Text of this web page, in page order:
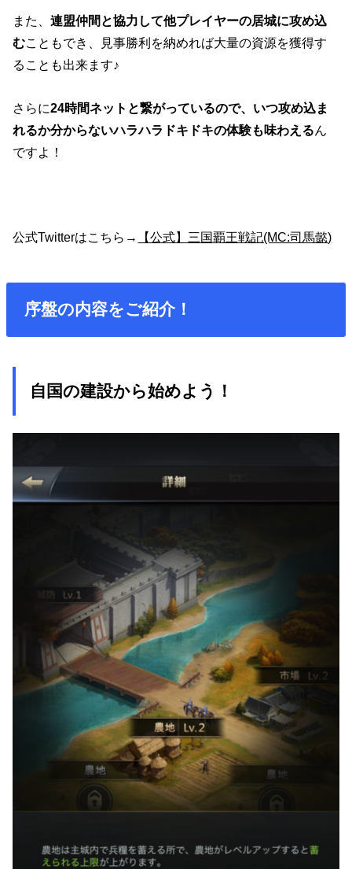
また、連盟仲間と協力して他プレイヤーの居城に攻め込
むこともでき、見事勝利を納めれば大量の資源を獲得す
ることも出来ます♪
さらに24時間ネットと繋がっているので、いつ攻め込ま
れるか分からないハラハラドキドキの体験も味わえるん
ですよ！
公式Twitterはこちら→ 【公式】三国覇王戦記(MC:司馬懿)
序盤の内容をご紹介！
自国の建設から始めよう！